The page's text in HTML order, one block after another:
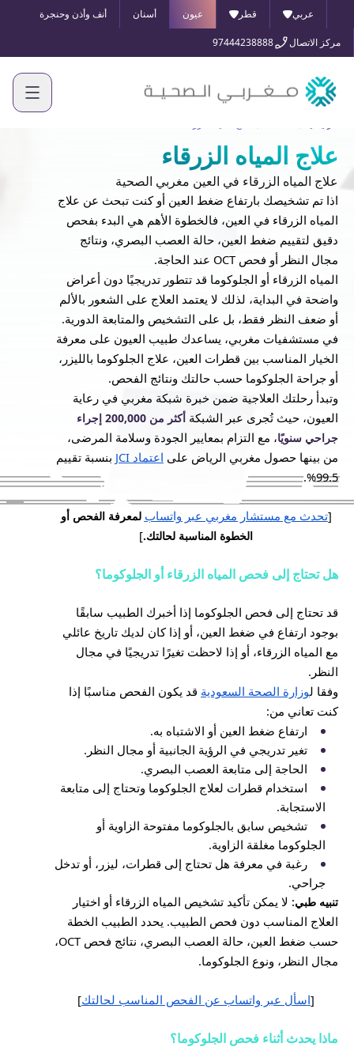
عربي قطر عيون أسنان أنف وأذن وحنجرة
مركز الاتصال 97444238888
علاج المياه الزرقاء
علاج المياه الزرقاء في العين مغربي الصحية
اذا تم تشخيصك بارتفاع ضغط العين أو كنت تبحث عن علاج
المياه الزرقاء في العين، فالخطوة الأهم هي البدء بفحص
دقيق لتقييم ضغط العين، حالة العصب البصري، ونتائج
مجال النظر أو فحص OCT عند الحاجة.
المياه الزرقاء أو الجلوكوما قد تتطور تدريجيًا دون أعراض
واضحة في البداية، لذلك لا يعتمد العلاج على الشعور بالألم
أو ضعف النظر فقط، بل على التشخيص والمتابعة الدورية.
في مستشفيات مغربي، يساعدك طبيب العيون على معرفة
الخيار المناسب بين قطرات العين، علاج الجلوكوما بالليزر،
أو جراحة الجلوكوما حسب حالتك ونتائج الفحص.
وتبدأ رحلتك العلاجية ضمن خبرة شبكة مغربي في رعاية
العيون، حيث تُجرى عبر الشبكة
أكثر من 200,000 إجراء
جراحي سنويًا، مع التزام بمعايير الجودة وسلامة المرضى،
من بينها حصول مغربي الرياض على اعتماد JCI
بنسبة تقييم
99.5%.
[تحدث مع مستشار مغربي عبر واتساب لمعرفة الفحص أو
الخطوة المناسبة لحالتك.]
هل تحتاج إلى فحص المياه الزرقاء أو الجلوكوما؟
قد تحتاج إلى فحص الجلوكوما إذا أخبرك الطبيب سابقًا
بوجود ارتفاع في ضغط العين، أو إذا كان لديك تاريخ عائلي
مع المياه الزرقاء، أو إذا لاحظت تغيرًا تدريجيًا في مجال
النظر.
وفقا لوزارة الصحة السعودية قد يكون الفحص مناسبًا إذا
كنت تعاني من:
ارتفاع ضغط العين أو الاشتباه به.
تغير تدريجي في الرؤية الجانبية أو مجال النظر.
الحاجة إلى متابعة العصب البصري.
استخدام قطرات لعلاج الجلوكوما وتحتاج إلى متابعة
الاستجابة.
تشخيص سابق بالجلوكوما مفتوحة الزاوية أو
الجلوكوما مغلقة الزاوية.
رغبة في معرفة هل تحتاج إلى قطرات، ليزر، أو تدخل
جراحي.
تنبيه طبي: لا يمكن تأكيد تشخيص المياه الزرقاء أو اختيار
العلاج المناسب دون فحص الطبيب. يحدد الطبيب الخطة
حسب ضغط العين، حالة العصب البصري، نتائج فحص OCT،
مجال النظر، ونوع الجلوكوما.
[اسأل عبر واتساب عن الفحص المناسب لحالتك]
ماذا يحدث أثناء فحص الجلوكوما؟